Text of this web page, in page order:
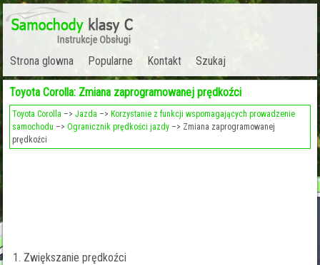
Strona glowna Popularne Kontakt Szukaj
Toyota Corolla: Zmiana zaprogramowanej prędkoźci
Toyota Corolla –>Jazda –> Korzystanie z funkcji wspomagających prowadzenie
samochodu –>Ogranicznik prędkości jazdy –> Zmiana zaprogramowanej
prędkoźci
Zwiększanie prędkoźci